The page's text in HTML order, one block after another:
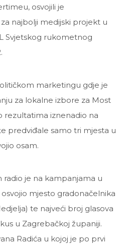
osvojili je
najbolji medijski projekt u
Svjetskog rukometnog
marketingu gdje je
za lokalne izbore za Most
rezultatima iznenadio na
predviđale samo tri mjesta u
osam.
radio je na kampanjama u
mjesto gradonačelnika
te najveći broj glasova
u Zagrebačkoj županiji.
Radića u kojoj je po prvi